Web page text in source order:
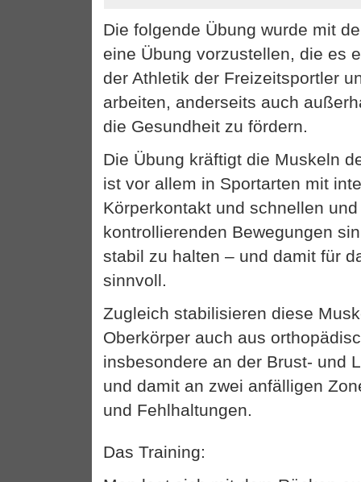
Die folgende Übung wurde mit
eine Übung vorzustellen, die es
der Athletik der Freizeitsportler
arbeiten, anderseits auch
die Gesundheit zu fördern.
Die Übung kräftigt die Muskeln
ist vor allem in Sportarten mit
Körperkontakt und schnellen
kontrollierenden Bewegungen
stabil zu halten – und damit für
sinnvoll.
Zugleich stabilisieren diese
Oberkörper auch aus
insbesondere an der Brust- und
und damit an zwei anfälligen
und Fehlhaltungen.
Das Training: